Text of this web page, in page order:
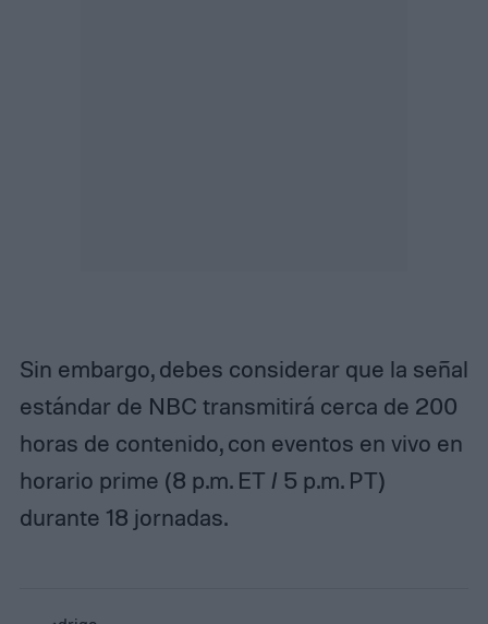
Sin embargo, debes considerar que la señal
estándar de NBC transmitirá cerca de 200
horas de contenido, con eventos en vivo en
horario prime (8 p.m. ET / 5 p.m. PT)
durante 18 jornadas.